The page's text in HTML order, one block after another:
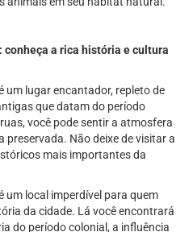
a rica história e cultura
um lugar encantador, repleto de
que datam do período
você pode sentir a atmosfera
Não deixe de visitar a
mais importantes da
um local imperdível para quem
da cidade. Lá você encontrará
do período colonial, a influência